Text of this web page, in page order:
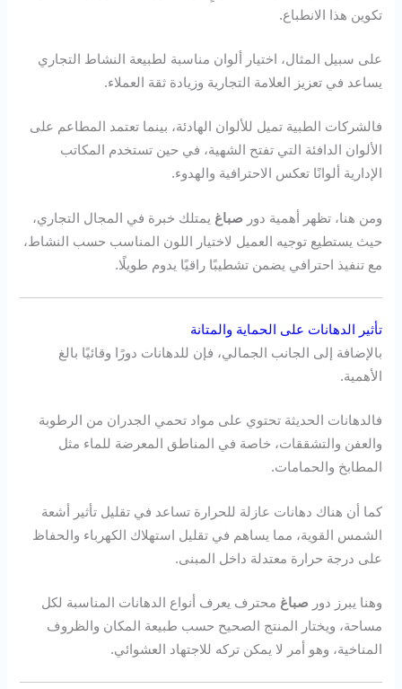
تكوين هذا الانطباع.
على سبيل المثال، اختيار ألوان مناسبة لطبيعة النشاط التجاري
يساعد في تعزيز العلامة التجارية وزيادة ثقة العملاء.
فالشركات الطبية تميل للألوان الهادئة، بينما تعتمد المطاعم على
الألوان الدافئة التي تفتح الشهية، في حين تستخدم المكاتب
الإدارية ألوانًا تعكس الاحترافية والهدوء.
ومن هنا، تظهر أهمية دور صباغ يمتلك خبرة في المجال التجاري،
حيث يستطيع توجيه العميل لاختيار اللون المناسب حسب النشاط،
مع تنفيذ احترافي يضمن تشطيبًا راقيًا يدوم طويلًا.
تأثير الدهانات على الحماية والمتانة
بالإضافة إلى الجانب الجمالي، فإن للدهانات دورًا وقائيًا بالغ
الأهمية.
فالدهانات الحديثة تحتوي على مواد تحمي الجدران من الرطوبة
والعفن والتشققات، خاصة في المناطق المعرضة للماء مثل
المطابخ والحمامات.
كما أن هناك دهانات عازلة للحرارة تساعد في تقليل تأثير أشعة
الشمس القوية، مما يساهم في تقليل استهلاك الكهرباء والحفاظ
على درجة حرارة معتدلة داخل المبنى.
وهنا يبرز دور صباغ محترف يعرف أنواع الدهانات المناسبة لكل
مساحة، ويختار المنتج الصحيح حسب طبيعة المكان والظروف
المناخية، وهو أمر لا يمكن تركه للاجتهاد العشوائي.